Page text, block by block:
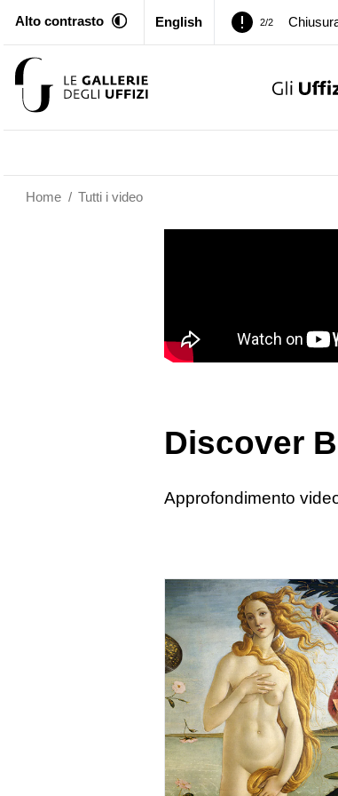
Alto contrasto English 1/2 Palazzo
Home / Tutti i video
Discover
Approfondimento